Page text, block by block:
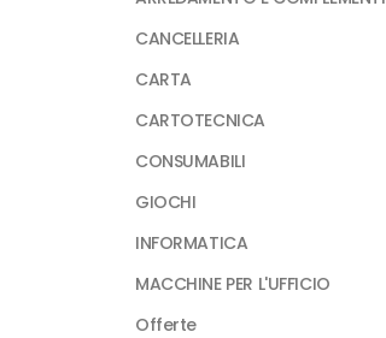
CANCELLERIA
CARTA
CARTOTECNICA
CONSUMABILI
GIOCHI
INFORMATICA
MACCHINE PER L'UFFICIO
Offerte